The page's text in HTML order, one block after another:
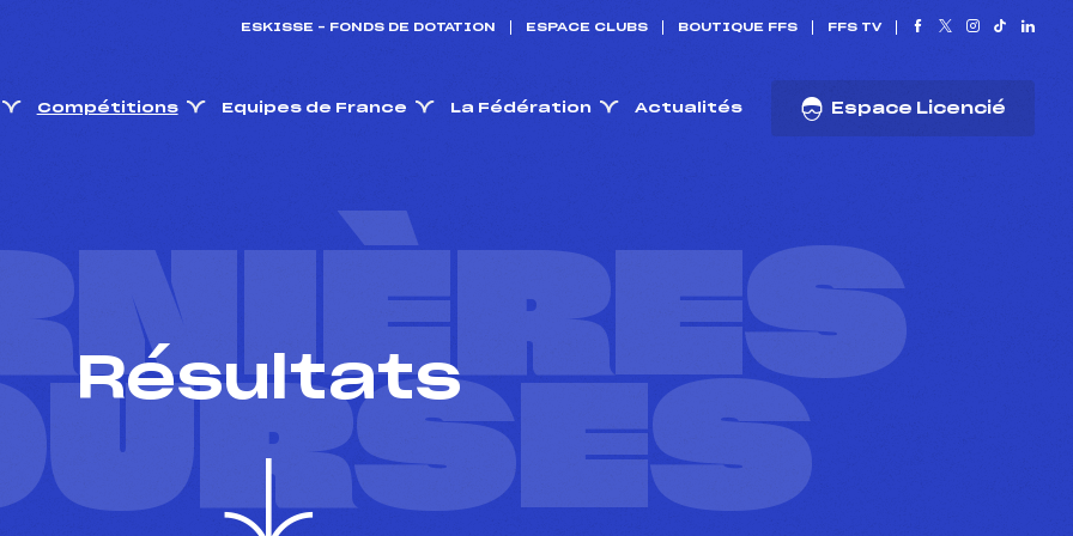
ESKISSE – FONDS DE DOTATION ESPACE CLUBS BOUTIQUE FFS FFS TV
Compétitions Equipes de France La Fédération Actualités Espace Licencié
Résultats